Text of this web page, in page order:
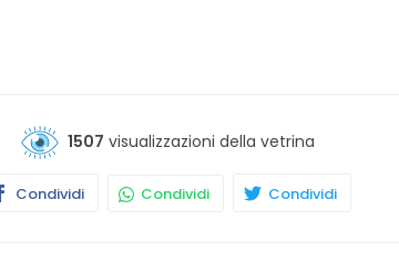
1507 visualizzazioni della vetrina
Condividi Condividi Condividi